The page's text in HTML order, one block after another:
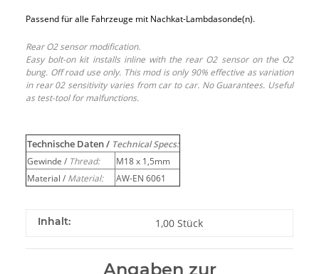
Passend für alle Fahrzeuge mit Nachkat-Lambdasonde(n).
Rear O2 sensor modification.
Easy bolt-on kit installs inline with the rear O2 sensor on the O2
bung. Off road use only. This mod is only 90% effective as variation
in rear 02 sensitivity varies from car to car. No Guarantees. Useful
as test-tool for malfunctions.
Technische Daten / Technical Specs:
Gewinde / Thread:
M18 x 1,5mm
Material / Material: AW-EN 6061
Inhalt: 1,00 Stück
Angaben zur